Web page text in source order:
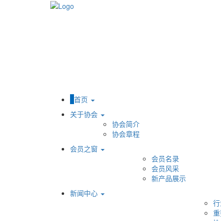
首页
关于协会
协会简介
协会章程
会员之窗
会员名录
会员风采
新产品展示
新闻中心